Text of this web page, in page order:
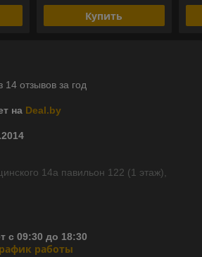
Купить
отзывов за год
на Deal.by
14а павильон 122 (1 этаж),
с 09:30 до 18:30
работы